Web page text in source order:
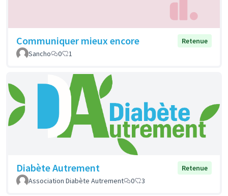
Communiquer mieux encore
Retenue
Sancho
0 1
Diabète Autrement
Retenue
Association Diabète Autrement
0 3